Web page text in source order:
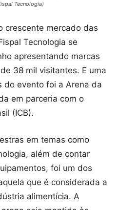
Tecnologia)
crescente mercado das
Tecnologia se
apresentando marcas
38 mil visitantes. E uma
do evento foi a Arena da
em parceria com o
(ICB).
em temas como
além de contar
foi um dos
que é considerada a
alimentícia. A